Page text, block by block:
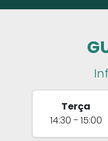
Terça
14:30 - 15:00